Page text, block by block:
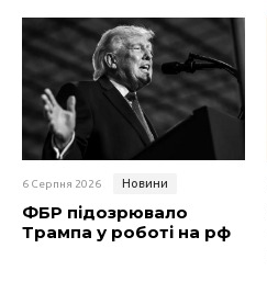
6 Серпня 2026 Новини
ФБР підозрювало
Трампа у роботі на рф